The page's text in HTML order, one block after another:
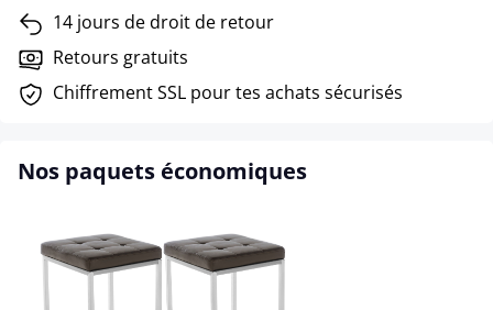
14 jours de droit de retour
Retours gratuits
Chiffrement SSL pour tes achats sécurisés
Nos paquets économiques